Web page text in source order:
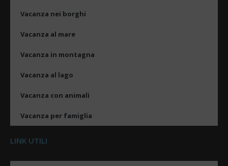
Vacanza nei borghi
Vacanza al mare
Vacanza in montagna
Vacanza al lago
Vacanza con animali
Vacanza per famiglia
LINK UTILI